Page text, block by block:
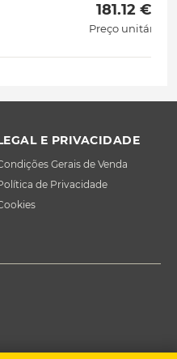
181.12 €
Preço unitário
E PRIVACIDADE
Gerais de Venda
de Privacidade